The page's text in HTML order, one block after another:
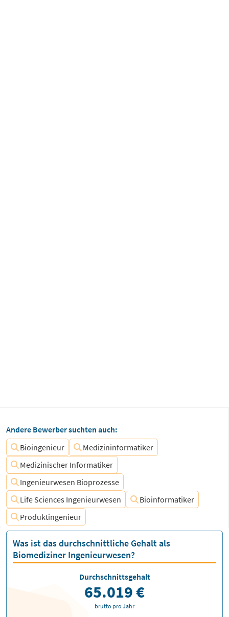
Andere Bewerber suchten auch:
Bioingenieur
Medizininformatiker
Medizinischer Informatiker
Ingenieurwesen Bioprozesse
Life Sciences Ingenieurwesen
Bioinformatiker
Produktingenieur
Was ist das durchschnittliche Gehalt als
Biomediziner Ingenieurwesen?
Durchschnittsgehalt
65.019 €
brutto pro Jahr